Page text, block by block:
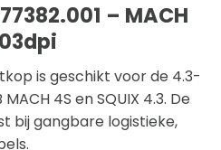
– MACH
is geschikt voor de 4.3-
4S en SQUIX 4.3. De
bij gangbare logistieke,